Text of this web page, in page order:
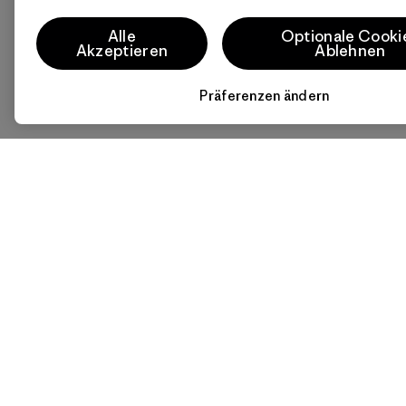
Alle
Akzeptieren
Optionale
Ablehnen
Präferenzen ändern